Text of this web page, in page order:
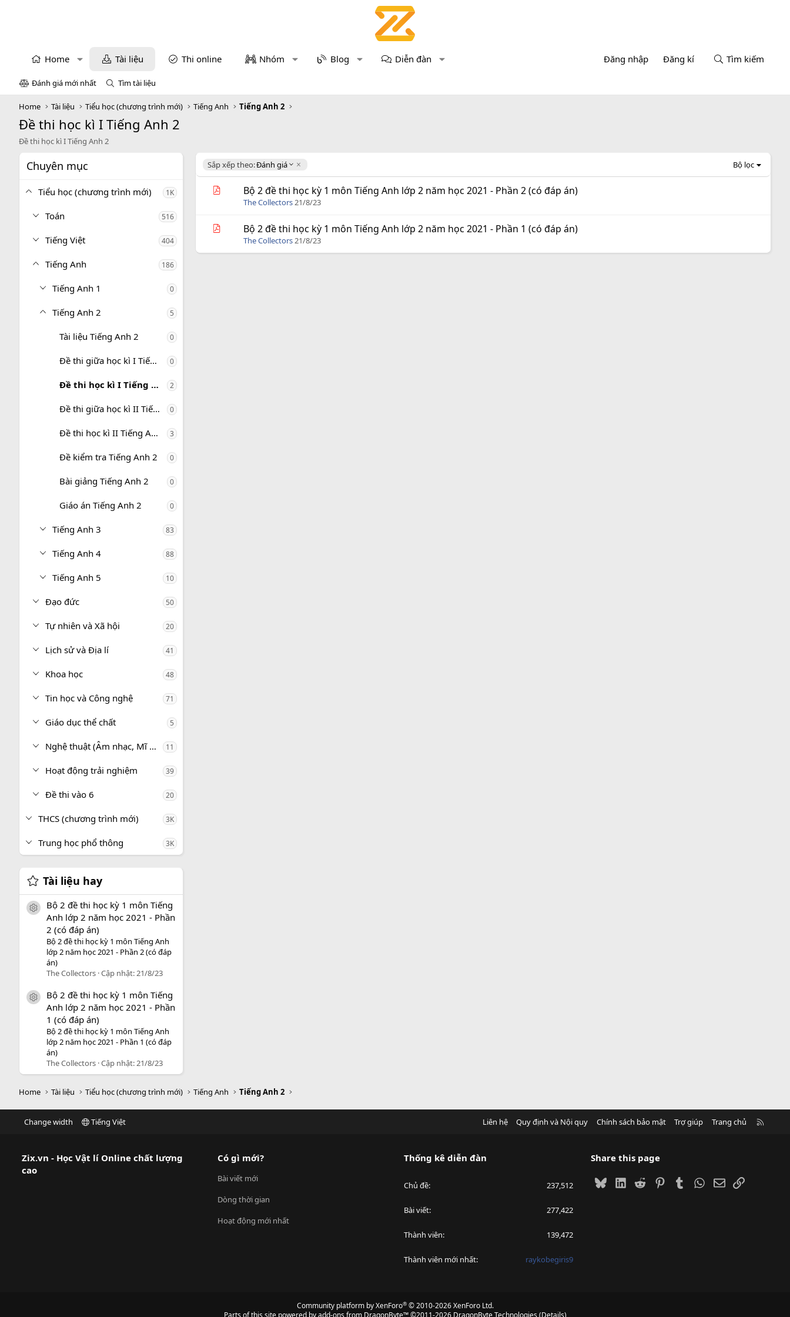
Home Tài liệu Thi online Nhóm Blog Diễn đàn Đăng nhập Đăng kí Tìm kiếm
Đánh giá mới nhất Tìm tài liệu
Home Tài liệu Tiểu học (chương trình mới) Tiếng Anh Tiếng Anh 2
Đề thi học kì I Tiếng Anh 2
Đề thi học kì I Tiếng Anh 2
Chuyên mục
Tiểu học (chương trình mới) 1K
Toán 516
Tiếng Việt 404
Tiếng Anh 186
Tiếng Anh 1 0
Tiếng Anh 2 5
Tài liệu Tiếng Anh 2 0
Đề thi giữa học kì I Tiếng Anh 2 0
Đề thi học kì I Tiếng Anh 2 2
Đề thi giữa học kì II Tiếng Anh 2 0
Đề thi học kì II Tiếng Anh 2 3
Đề kiểm tra Tiếng Anh 2 0
Bài giảng Tiếng Anh 2 0
Giáo án Tiếng Anh 2 0
Tiếng Anh 3 83
Tiếng Anh 4 88
Tiếng Anh 5 10
Đạo đức 50
Tự nhiên và Xã hội 20
Lịch sử và Địa lí 41
Khoa học 48
Tin học và Công nghệ 71
Giáo dục thể chất 5
Nghệ thuật (Âm nhạc, Mĩ thuật) 11
Hoạt động trải nghiệm 39
Đề thi vào 6 20
THCS (chương trình mới) 3K
Trung học phổ thông 3K
Tài liệu hay
icon tài liệu
Bộ 2 đề thi học kỳ 1 môn Tiếng
Anh lớp 2 năm học 2021 - Phần
2 (có đáp án)
Bộ 2 đề thi học kỳ 1 môn Tiếng Anh
lớp 2 năm học 2021 - Phần 2 (có đáp
án)
The Collectors Cập nhật:21/8/23
icon tài liệu
Bộ 2 đề thi học kỳ 1 môn Tiếng
Anh lớp 2 năm học 2021 - Phần
1 (có đáp án)
Bộ 2 đề thi học kỳ 1 môn Tiếng Anh
lớp 2 năm học 2021 - Phần 1 (có đáp
án)
The Collectors Cập nhật:21/8/23
Sắp xếp theo:Đánh giá
D
e
Bộ lọc
Bộ 2 đề thi học kỳ 1 môn Tiếng Anh lớp 2 năm học 2021 - Phần 2 (có đáp án)
The Collectors21/8/23
Bộ 2 đề thi học kỳ 1 môn Tiếng Anh lớp 2 năm học 2021 - Phần 1 (có đáp án)
The Collectors21/8/23
Home Tài liệu Tiểu học (chương trình mới) Tiếng Anh Tiếng Anh 2
Change width Tiếng Việt Liên hệ Quy định và Nội quy Chính sách bảo mật Trợ giúp Trang chủ
Zix.vn - Học Vật lí Online chất lượng
cao
Có gì mới?
Bài viết mới
Dòng thời gian
Hoạt động mới nhất
Thống kê diễn đàn
Chủ đề 237,512
Bài viết 277,422
Thành viên 139,472
Thành viên mới nhất raykobegiris9
Share this page
BlueskyLinkedIn
Reddit PinterestTumblrWhatsApp
EmailLink
Community platform by XenForo® © 2010-2026 XenForo Ltd.
Parts of this site powered byadd-ons from DragonByte™©2011-2026 DragonByte Technologies(Details)